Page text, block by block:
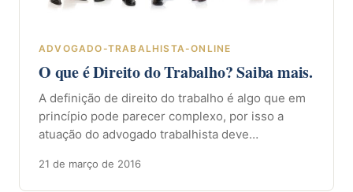
ADVOGADO-TRABALHISTA-ONLINE
O que é Direito do Trabalho? Saiba mais.
A definição de direito do trabalho é algo que em
princípio pode parecer complexo, por isso a
atuação do advogado trabalhista deve…
21 de março de 2016